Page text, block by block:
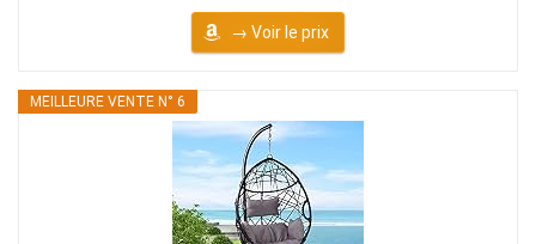
→ Voir le prix
MEILLEURE VENTE N° 6